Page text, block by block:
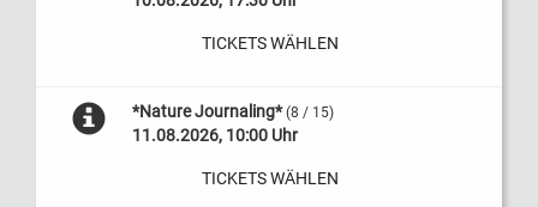
TICKETS WÄHLEN
*Nature Journaling* (8 / 15)
11.08.2026, 10:00 Uhr
TICKETS WÄHLEN